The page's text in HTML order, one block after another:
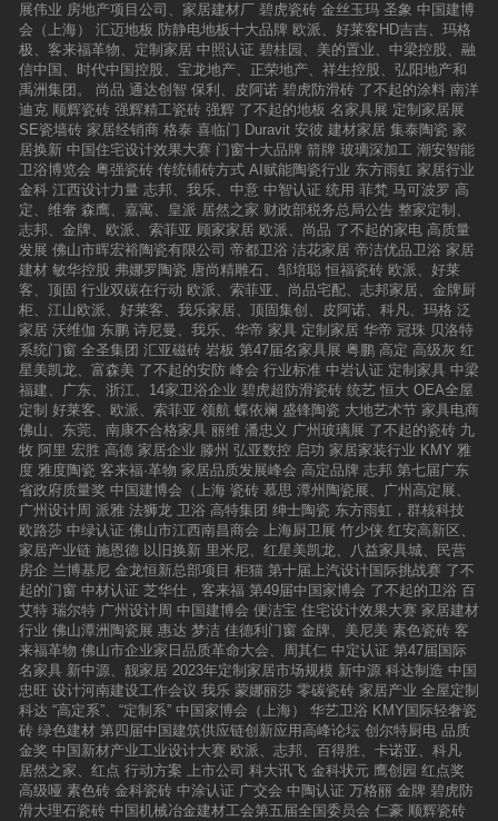
展伟业 房地产项目公司、家居建材厂 碧虎瓷砖 金丝玉玛 圣象 中国建博
会（上海）
汇迈地板 防静电地板十大品牌 欧派、好莱客HD吉吉、玛格
极、客来福革物、定制家居 中照认证 碧桂园、美的置业、中梁控股、融
信中国、时代中国控股、宝龙地产、正荣地产、祥生控股、弘阳地产和
禹洲集团。
尚品 通达创智 保利、皮阿诺 碧虎防滑砖 了不起的涂料 南洋
迪克 顺辉瓷砖 强辉精工瓷砖 强辉 了不起的地板 名家具展 定制家居展
SE瓷墙砖 家居经销商 格泰 喜临门 Duravit 安彼 建材家居 集泰陶瓷 家
居换新 中国住宅设计效果大赛 门窗十大品牌 箭牌 玻璃深加工 潮安智能
卫浴博览会 粤强瓷砖 传统铺砖方式 AI赋能陶瓷行业 东方雨虹 家居行业
金科 江西设计力量 志邦、我乐、中意 中智认证 统用 菲梵 马可波罗 高
定、维奢 森鹰、嘉寓、皇派 居然之家 财政部税务总局公告 整家定制、
志邦、金牌、欧派、索菲亚 顾家家居 欧派、尚品 了不起的家电 高质量
发展 佛山市晖宏裕陶瓷有限公司 帝都卫浴 洁花家居 帝洁优品卫浴 家居
建材 敏华控股 弗娜罗陶瓷 唐尚精雕石、邹培聪 恒福瓷砖 欧派、好莱
客、顶固 行业双碳在行动 欧派、索菲亚、尚品宅配、志邦家居、金牌厨
柜、江山欧派、好莱客、我乐家居、顶固集创、皮阿诺、科凡、玛格 泛
家居 沃维伽 东鹏 诗尼曼、我乐、华帝 家具 定制家居 华帝 冠珠 贝洛特
系统门窗 全圣集团 汇亚磁砖 岩板 第47届名家具展 粤鹏 高定 高级灰 红
星美凯龙、富森美 了不起的安防 峰会 行业标准 中岩认证 定制家具 中梁
福建、广东、浙江、14家卫浴企业 碧虎超防滑瓷砖 统艺 恒大 OEA全屋
定制 好莱客、欧派、索菲亚 领航 蝶依斓 盛锋陶瓷 大地艺术节 家具电商
佛山、东莞、南康不合格家具 丽维 潘忠义 广州玻璃展 了不起的瓷砖 九
牧 阿里 宏胜 高德 家居企业 滕州 弘亚数控 启功 家居家装行业 KMY 雅
度 雅度陶瓷 客来福·革物 家居品质发展峰会 高定品牌 志邦 第七届广东
省政府质量奖 中国建博会（上海 瓷砖 慕思 潭州陶瓷展、广州高定展、
广州设计周 派雅 法狮龙 卫浴 高特集团 绅士陶瓷 东方雨虹，群核科技
欧路莎 中绿认证 佛山市江西南昌商会 上海厨卫展 竹少侠 红安高新区、
家居产业链 施恩德 以旧换新 里米尼、红星美凯龙、八益家具城、民营
房企 兰博基尼 金龙恒新总部项目 柜猫 第十届上汽设计国际挑战赛 了不
起的门窗 中材认证 芝华仕，客来福 第49届中国家博会 了不起的卫浴 百
艾特 瑞尔特 广州设计周 中国建博会 便洁宝 住宅设计效果大赛 家居建材
行业 佛山潭洲陶瓷展 惠达 梦洁 佳德利门窗 金牌、美尼美 素色瓷砖 客
来福革物 佛山市企业家日品质革命大会、周其仁 中定认证 第47届国际
名家具 新中源、靓家居 2023年定制家居市场规模 新中源 科达制造 中国
忠旺 设计河南建设工作会议 我乐 蒙娜丽莎 零碳瓷砖 家居产业 全屋定制
科达 “高定系”、“定制系” 中国家博会（上海） 华艺卫浴 KMY国际轻奢瓷
砖 绿色建材 第四届中国建筑供应链创新应用高峰论坛 创尔特厨电 品质
金奖 中国新材产业工业设计大赛 欧派、志邦、百得胜、卡诺亚、科凡
居然之家、红点 行动方案 上市公司 科大讯飞 金科状元 鹰创园 红点奖
高级哑 素色砖 金科瓷砖 中涂认证 广交会 中陶认证 万格丽 金牌 碧虎防
滑大理石瓷砖 中国机械冶金建材工会第五届全国委员会 仁豪 顺辉瓷砖